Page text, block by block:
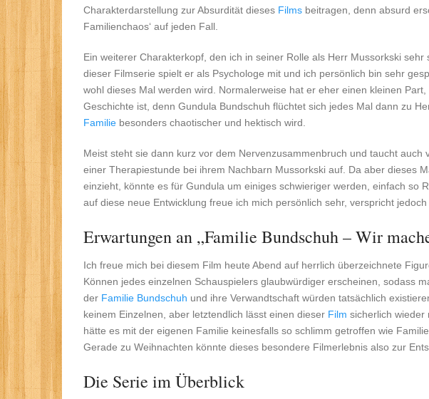
Charakterdarstellung zur Absurdität dieses Films beitragen, denn absurd
Familienchaos‘ auf jeden Fall.
Ein weiterer Charakterkopf, den ich in seiner Rolle als Herr Mussorkski sehr
dieser Filmserie spielt er als Psychologe mit und ich persönlich bin sehr
wohl dieses Mal werden wird. Normalerweise hat er eher einen kleinen
Geschichte ist, denn Gundula Bundschuh flüchtet sich jedes Mal dann zu
Familie besonders chaotischer und hektisch wird.
Meist steht sie dann kurz vor dem Nervenzusammenbruch und taucht auch
einer Therapiestunde bei ihrem Nachbarn Mussorkski auf. Da aber dieses
einzieht, könnte es für Gundula um einiges schwieriger werden, einfach so
auf diese neue Entwicklung freue ich mich persönlich sehr, verspricht
Erwartungen an „Familie Bundschuh – Wir
Ich freue mich bei diesem Film heute Abend auf herrlich überzeichnete
Können jedes einzelnen Schauspielers glaubwürdiger erscheinen, sodass
der Familie Bundschuh und ihre Verwandtschaft würden tatsächlich
keinem Einzelnen, aber letztendlich lässt einen dieser Film sicherlich wieder
hätte es mit der eigenen Familie keinesfalls so schlimm getroffen wie
Gerade zu Weihnachten könnte dieses besondere Filmerlebnis also zur
Die Serie im Überblick